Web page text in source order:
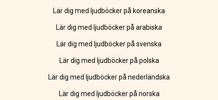
Lär dig med ljudböcker på koreanska
Lär dig med ljudböcker på arabiska
Lär dig med ljudböcker på svenska
Lär dig med ljudböcker på polska
Lär dig med ljudböcker på nederländska
Lär dig med ljudböcker på norska